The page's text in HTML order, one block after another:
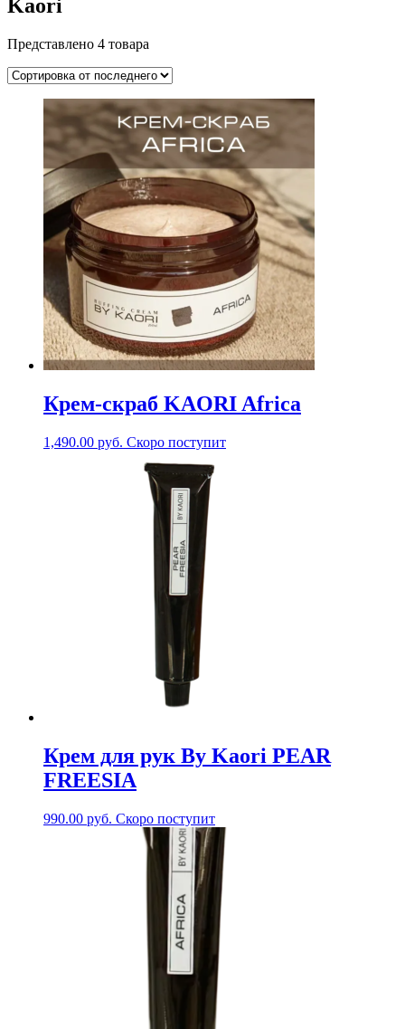
Kaori
Представлено 4 товара
Крем-скраб KAORI Africa
1,490.00 руб. Скоро поступит
Крем для рук By Kaori PEAR
FREESIA
990.00 руб. Скоро поступит